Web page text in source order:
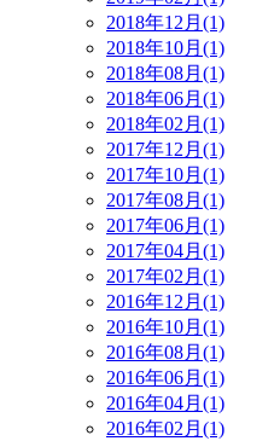
2018年12月(1)
2018年10月(1)
2018年08月(1)
2018年06月(1)
2018年02月(1)
2017年12月(1)
2017年10月(1)
2017年08月(1)
2017年06月(1)
2017年04月(1)
2017年02月(1)
2016年12月(1)
2016年10月(1)
2016年08月(1)
2016年06月(1)
2016年04月(1)
2016年02月(1)